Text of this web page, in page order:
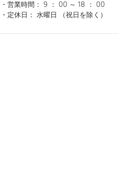
営業時間： 9 ： 00 ～ 18 ： 00
定休日： 水曜日 （祝日を除く）